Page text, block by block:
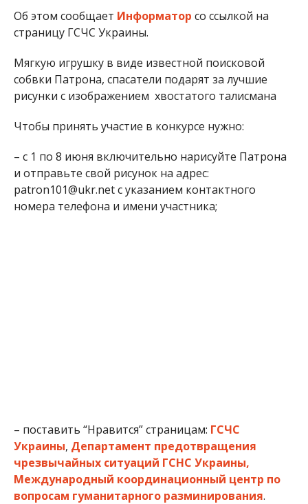
Об этом сообщает Информатор со ссылкой на
страницу ГСЧС Украины.
Мягкую игрушку в виде известной поисковой
собвки Патрона, спасатели подарят за лучшие
рисунки с изображением хвостатого талисмана
Чтобы принять участие в конкурсе нужно:
– с 1 по 8 июня включительно нарисуйте Патрона
и отправьте свой рисунок на адрес:
patron101@ukr.net с указанием контактного
номера телефона и имени участника;
– поставить “Нравится” страницам: ГСЧС
Украины, Департамент предотвращения
чрезвычайных ситуаций ГСНС Украины,
Международный координационный центр по
вопросам гуманитарного разминирования.